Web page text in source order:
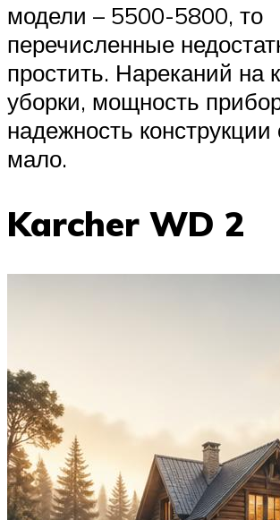
модели – 5500-5800, то
перечисленные
простить. Нареканий на
уборки, мощность
надежность конструкции
мало.
Karcher WD 2